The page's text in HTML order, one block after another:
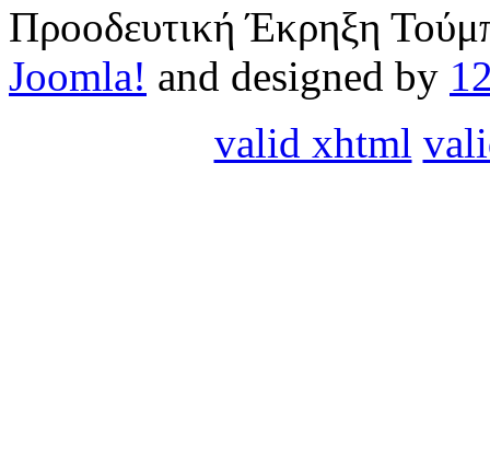
Προοδευτική Έκρηξη
Joomla! and designed by
valid xhtml